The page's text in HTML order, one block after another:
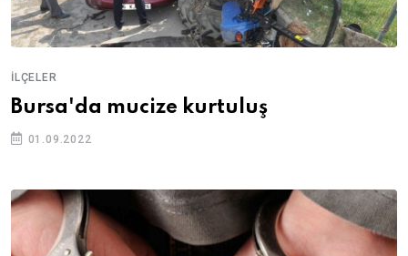
İLÇELER
Bursa'da mucize kurtuluş
01.09.2022